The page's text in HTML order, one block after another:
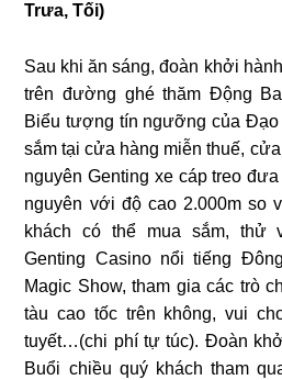
Trưa, Tối)
Sau khi ăn sáng, đoàn khởi
trên đường ghé thăm Động
Biểu tượng tín ngưỡng của Đạo
sắm tại cửa hàng miễn thuế,
nguyên Genting xe cáp treo
nguyên với độ cao 2.000m so
khách có thể mua sắm, thử
Genting Casino nổi tiếng
Magic Show, tham gia các trò
tàu cao tốc trên không, vui
tuyết…(chi phí tự túc). Đoàn
Buổi chiều quý khách tham